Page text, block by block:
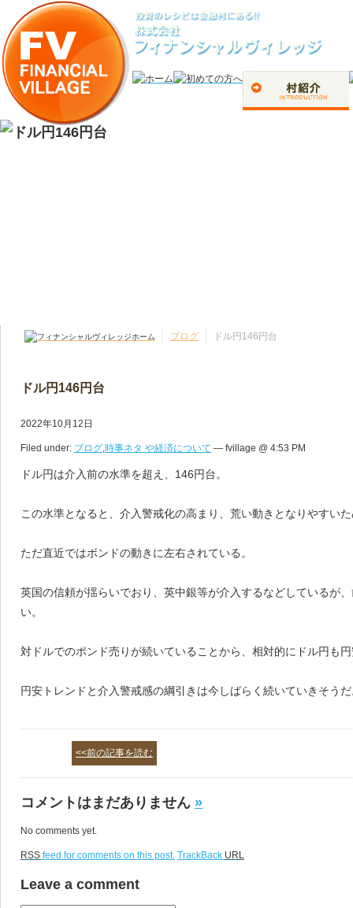
ブログ ドル円146円台
ドル円146円台
2022年10月12日
Filed under: ブログ,時事ネタ や経済について — fvillage @ 4:53 PM
ドル円は介入前の水準を超え、146円台。
この水準となると、介入警戒化の高まり、荒い動きとなりやすい
ただ直近ではボンドの動きに左右されている。
英国の信頼が揺らいでおり、英中銀等が介入するなどしているが
い。
対ドルでのポンド売りが続いていることから、相対的にドル円も
円安トレンドと介入警戒感の綱引きは今しばらく続いていきそう
<<前の記事を読む
コメントはまだありません »
No comments yet.
RSS feed for comments on this post. TrackBack URL
Leave a comment